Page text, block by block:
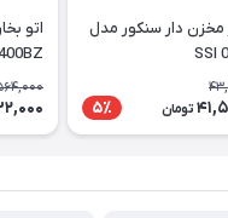
مخزن دار سنکور مدل
SSI
تومان 5٪